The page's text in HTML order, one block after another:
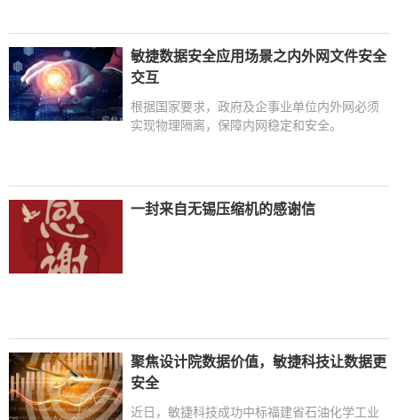
敏捷数据安全应用场景之内外网文件安全
交互
根据国家要求，政府及企事业单位内外网必须
实现物理隔离，保障内网稳定和安全。
一封来自无锡压缩机的感谢信
聚焦设计院数据价值，敏捷科技让数据更
安全
近日，敏捷科技成功中标福建省石油化学工业